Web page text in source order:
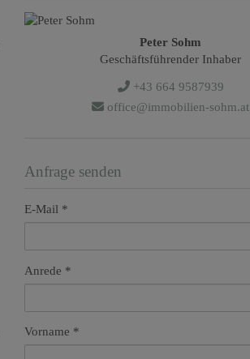
Peter Sohm
Geschäftsführender Inhaber
+43 664 9587939
office@immobilien-sohm.at
Anfrage senden
E-Mail
Anrede
Vorname